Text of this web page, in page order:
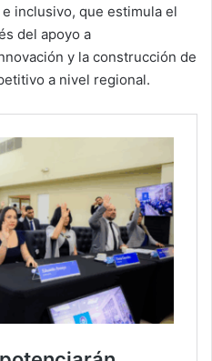
inclusivo, que estimula el
del apoyo a
y la construcción de
a nivel regional.